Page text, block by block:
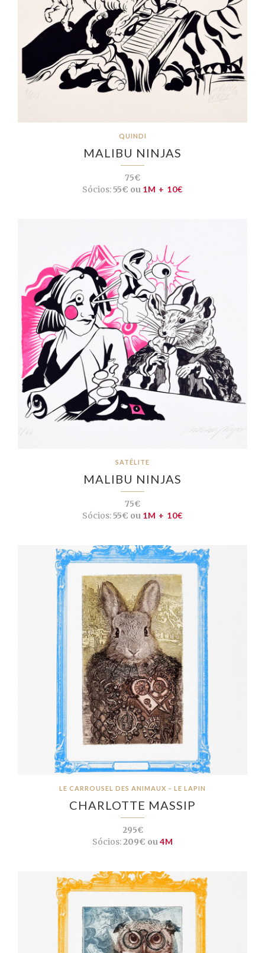
QUINDI
MALIBU NINJAS
75€
Sócios:55€ ou 1M + 10€
SATÉLITE
MALIBU NINJAS
75€
Sócios:55€ ou 1M + 10€
LE CARROUSEL DES ANIMAUX – LE LAPIN
CHARLOTTE MASSIP
295€
Sócios:209€ ou4M